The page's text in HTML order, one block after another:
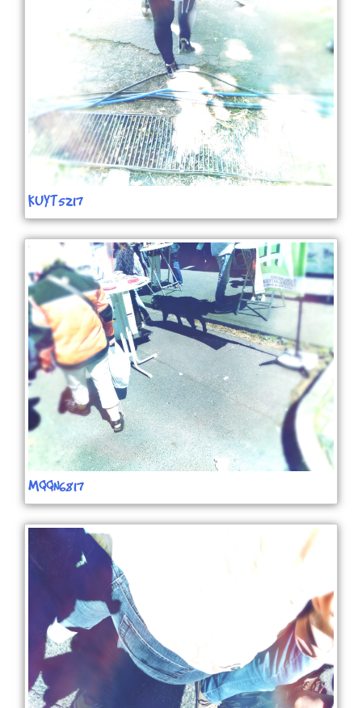
KUYT5217
MQQN6817